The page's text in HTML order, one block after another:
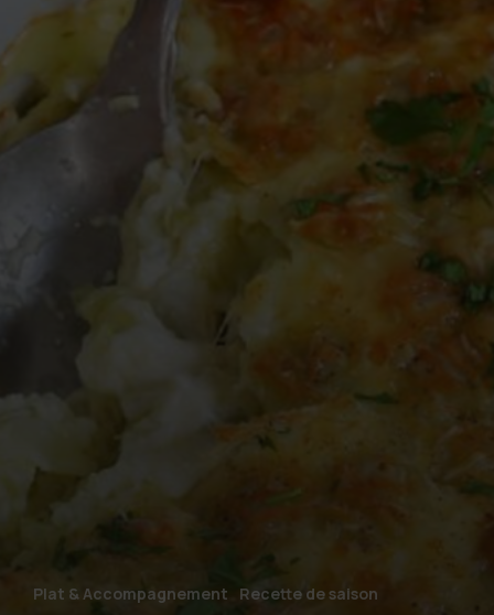
Plat & Accompagnement Recette de saison